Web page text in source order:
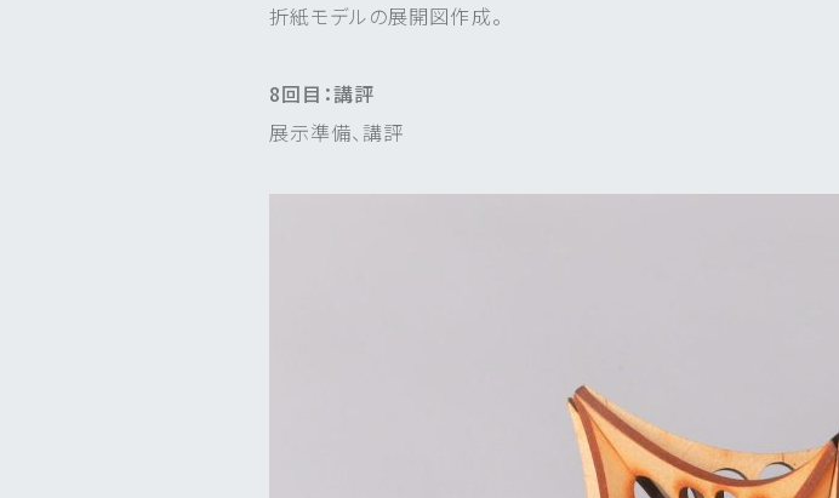
折紙モデルの展開図作成。
8回目：講評
展示準備、講評